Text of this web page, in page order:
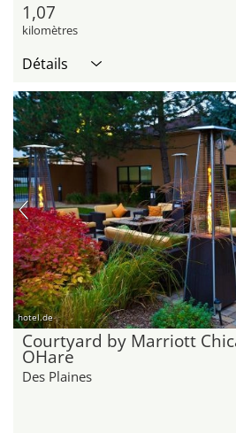
1,07
kilomètres
Détails
hotel.de
Courtyard by Marriott
OHare
Des Plaines